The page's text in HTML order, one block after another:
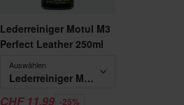
Lederreiniger Motul M3
Perfect Leather 250ml
Auswählen
Lederreiniger Motul M3 Perfect Leather 250ml
CHF 11.99 -25%